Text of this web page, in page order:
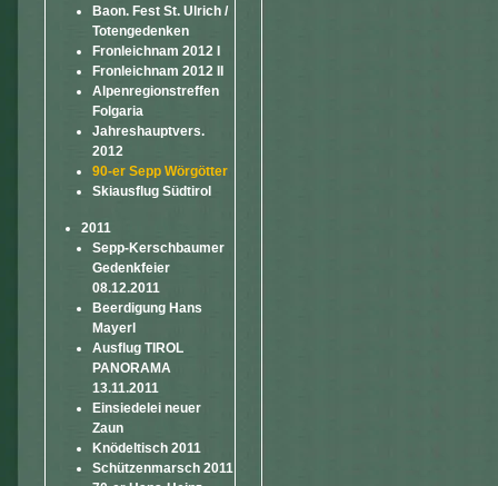
Baon. Fest St. Ulrich /
Totengedenken
Fronleichnam 2012 I
Fronleichnam 2012 II
Alpenregionstreffen
Folgaria
Jahreshauptvers.
2012
90-er Sepp Wörgötter
Skiausflug Südtirol
2011
Sepp-Kerschbaumer
Gedenkfeier
08.12.2011
Beerdigung Hans
Mayerl
Ausflug TIROL
PANORAMA
13.11.2011
Einsiedelei neuer
Zaun
Knödeltisch 2011
Schützenmarsch 2011